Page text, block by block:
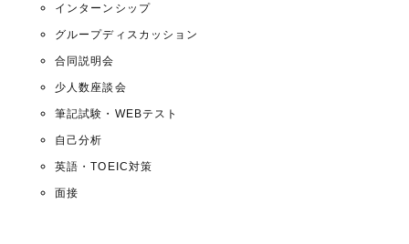
インターンシップ
グループディスカッション
合同説明会
少人数座談会
筆記試験・WEBテスト
自己分析
英語・TOEIC対策
面接